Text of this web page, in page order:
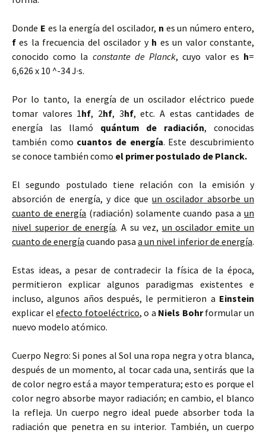
Donde E es la energía del oscilador, n es un número entero,
f es la frecuencia del oscilador y h es un valor constante,
conocido como la constante de Planck, cuyo valor es h=
6,626 x 10 ^-34 J·s.
Por lo tanto, la energía de un oscilador eléctrico puede
tomar valores 1hf, 2hf, 3hf, etc. A estas cantidades de
energía las llamó quántum de radiación, conocidas
también como cuantos de energía. Este descubrimiento
se conoce también como el primer postulado de Planck.
El segundo postulado tiene relación con la emisión y
absorción de energía, y dice que un oscilador absorbe un
cuanto de energía (radiación) solamente cuando pasa a un
nivel superior de energía. A su vez, un oscilador emite un
cuanto de energía cuando pasa a un nivel inferior de energía.
Estas ideas, a pesar de contradecir la física de la época,
permitieron explicar algunos paradigmas existentes e
incluso, algunos años después, le permitieron a Einstein
explicar elefecto fotoeléctrico, o a Niels Bohrformular un
nuevo modelo atómico.
Cuerpo Negro: Si pones al Sol una ropa negra y otra blanca,
después de un momento, al tocar cada una, sentirás que la
de color negro está a mayor temperatura; esto es porque el
color negro absorbe mayor radiación; en cambio, el blanco
la refleja. Un cuerpo negro ideal puede absorber toda la
radiación que penetra en su interior. También, un cuerpo